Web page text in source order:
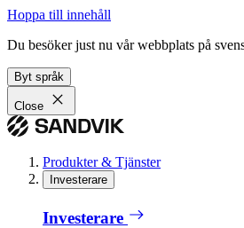
Hoppa till innehåll
Du besöker just nu vår webbplats på
Byt språk
Close
Produkter & Tjänster
Investerare
Investerare